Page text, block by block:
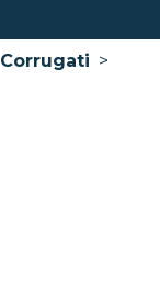
Corrugati >